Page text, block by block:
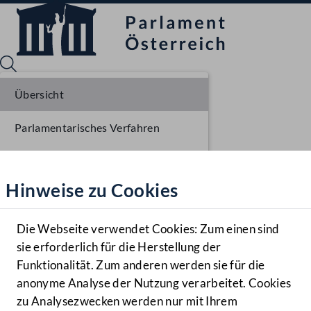
Hilfe
Benutzer
Navigationsmenü öffnen
MENÜ
Hinweise zu Cookies
Die Webseite verwendet Cookies: Zum einen sind
sie erforderlich für die Herstellung der
Funktionalität. Zum anderen werden sie für die
anonyme Analyse der Nutzung verarbeitet. Cookies
zu Analysezwecken werden nur mit Ihrem
Übersicht
Parlamentarisches Verfahren